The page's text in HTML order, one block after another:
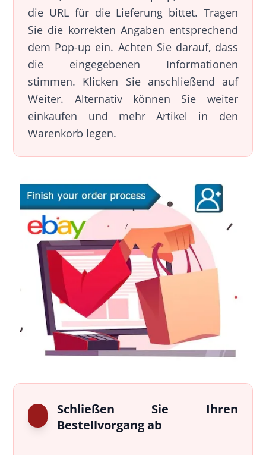
die URL für die Lieferung bittet. Tragen
Sie die korrekten Angaben entsprechend
dem Pop-up ein. Achten Sie darauf, dass
die eingegebenen Informationen
stimmen. Klicken Sie anschließend auf
Weiter. Alternativ können Sie weiter
einkaufen und mehr Artikel in den
Warenkorb legen.
Schließen Sie Ihren
Bestellvorgang ab